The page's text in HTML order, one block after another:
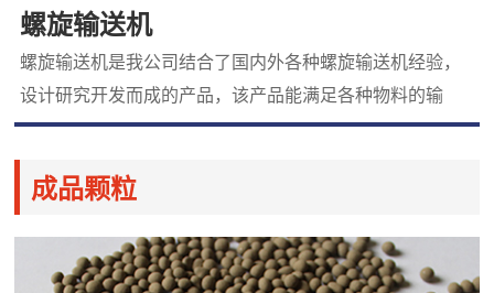
螺旋输送机
螺旋输送机是我公司结合了国内外各种螺旋输送机经验，
设计研究开发而成的产品，该产品能满足各种物料的输
送，配套于各种混合机。该产品不仅适用于化肥行业的原
成品颗粒